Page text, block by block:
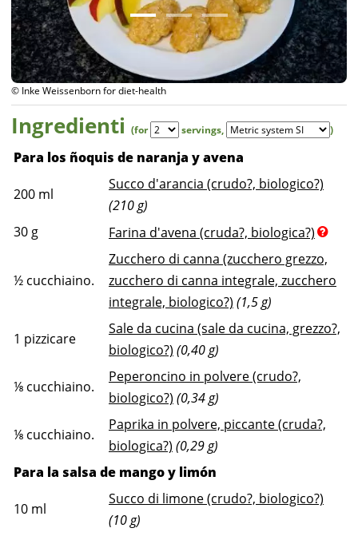
© Inke Weissenborn for diet-health
Ingredienti (for servings, )
Para los ñoquis de naranja y avena
200 ml
Succo d'arancia (crudo?, biologico?)
(210 g)
30 g Farina d'avena (cruda?, biologica?)
½ cucchiaino.
Zucchero di canna (zucchero grezzo,
zucchero di canna integrale, zucchero
integrale, biologico?) (1,5 g)
1 pizzicare
Sale da cucina (sale da cucina, grezzo?,
biologico?) (0,40 g)
⅛ cucchiaino.
Peperoncino in polvere (crudo?,
biologico?) (0,34 g)
⅛ cucchiaino.
Paprika in polvere, piccante (cruda?,
biologica?) (0,29 g)
Para la salsa de mango y limón
10 ml
Succo di limone (crudo?, biologico?)
(10 g)